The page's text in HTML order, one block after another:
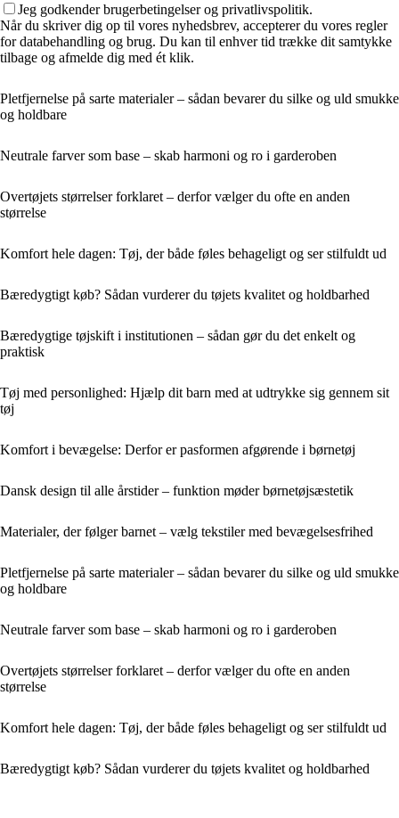
Jeg godkender brugerbetingelser og privatlivspolitik.
Når du skriver dig op til vores nyhedsbrev, accepterer du vores regler
for databehandling og brug. Du kan til enhver tid trække dit samtykke
tilbage og afmelde dig med ét klik.
Pletfjernelse på sarte materialer – sådan bevarer du silke og uld smukke
og holdbare
Neutrale farver som base – skab harmoni og ro i garderoben
Overtøjets størrelser forklaret – derfor vælger du ofte en anden
størrelse
Komfort hele dagen: Tøj, der både føles behageligt og ser stilfuldt ud
Bæredygtigt køb? Sådan vurderer du tøjets kvalitet og holdbarhed
Bæredygtige tøjskift i institutionen – sådan gør du det enkelt og
praktisk
Tøj med personlighed: Hjælp dit barn med at udtrykke sig gennem sit
tøj
Komfort i bevægelse: Derfor er pasformen afgørende i børnetøj
Dansk design til alle årstider – funktion møder børnetøjsæstetik
Materialer, der følger barnet – vælg tekstiler med bevægelsesfrihed
Pletfjernelse på sarte materialer – sådan bevarer du silke og uld smukke
og holdbare
Neutrale farver som base – skab harmoni og ro i garderoben
Overtøjets størrelser forklaret – derfor vælger du ofte en anden
størrelse
Komfort hele dagen: Tøj, der både føles behageligt og ser stilfuldt ud
Bæredygtigt køb? Sådan vurderer du tøjets kvalitet og holdbarhed